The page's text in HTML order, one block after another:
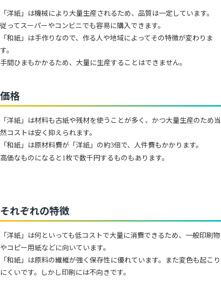
「洋紙」は機械により大量生産されるため、品質は一定しています。
従ってスーパーやコンビニでも容易に購入できます。
「和紙」は手作りなので、作る人や地域によってその特徴が変わりま
す。
手間ひまもかかるため、大量に生産することはできません。
価格
「洋紙」は材料も古紙や残材を使うことが多く、かつ大量生産のため当
然コストは安く抑えられます。
「和紙」は原材料費が「洋紙」の約3倍で、人件費もかかります。
高価なものになると 1枚で数千円するものもあります。
それぞれの特徴
「洋紙」は何といっても低コストで大量に消費できるため、一般印刷物
やコピー用紙などに向いています。
「和紙」は原料の繊維が強く保存性に優れています。また変色も起こり
にくいです。しかし印刷には不向きです。